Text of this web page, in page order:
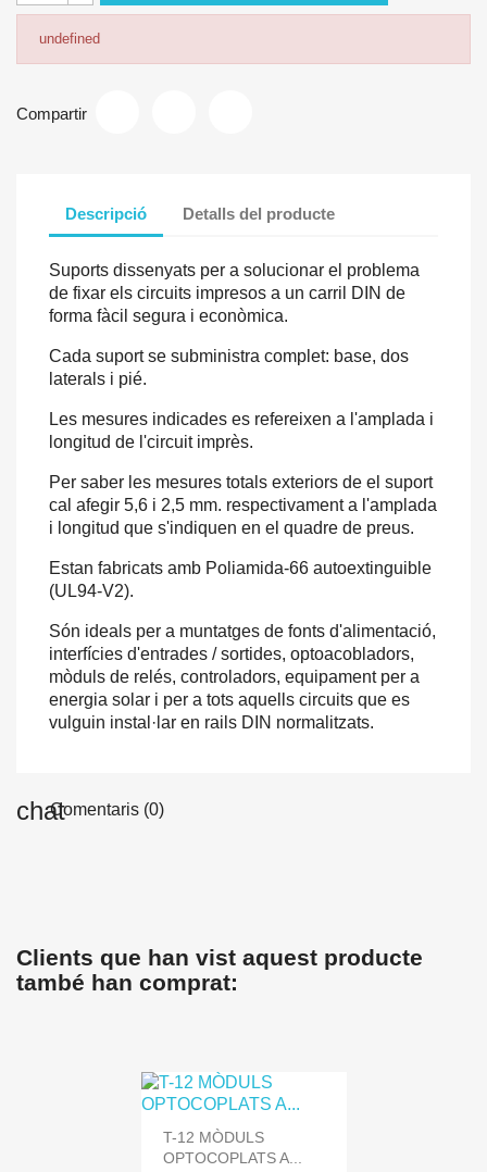
undefined
Compartir
Descripció Detalls del producte
Suports dissenyats per a solucionar el problema
de fixar els circuits impresos a un carril DIN de
forma fàcil segura i econòmica.
Cada suport se subministra complet: base, dos
laterals i pié.
Les mesures indicades es refereixen a l'amplada i
longitud de l'circuit imprès.
Per saber les mesures totals exteriors de el suport
cal afegir 5,6 i 2,5 mm. respectivament a l'amplada
i longitud que s'indiquen en el quadre de preus.
Estan fabricats amb Poliamida-66 autoextinguible
(UL94-V2).
Són ideals per a muntatges de fonts d'alimentació,
interfícies d'entrades / sortides, optoacobladors,
mòduls de relés, controladors, equipament per a
energia solar i per a tots aquells circuits que es
vulguin instal·lar en rails DIN normalitzats.
Comentaris (0)
Clients que han vist aquest producte
també han comprat:
T-12 MÒDULS
OPTOCOPLATS A...